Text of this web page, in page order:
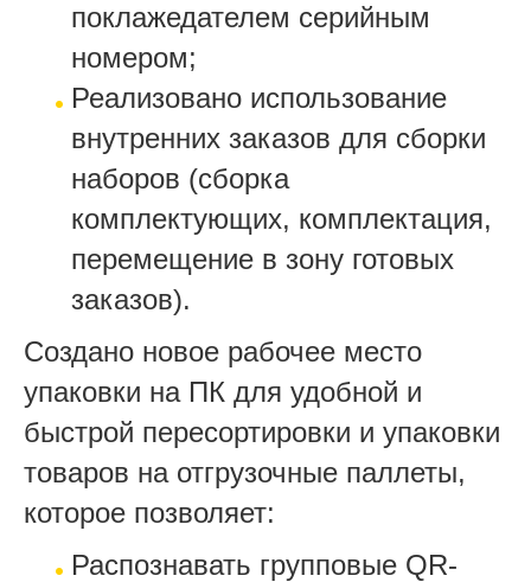
поклажедателем серийным
номером;
Реализовано использование
внутренних заказов для сборки
наборов (сборка
комплектующих, комплектация,
перемещение в зону готовых
заказов).
Создано новое рабочее место
упаковки на ПК для удобной и
быстрой пересортировки и упаковки
товаров на отгрузочные паллеты,
которое позволяет:
Распознавать групповые QR-